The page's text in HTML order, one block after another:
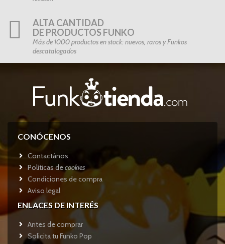
ALTA CANTIDAD
DE PRODUCTOS FUNKO
Más de 1000 productos en stock: nuevos, raros y Funkos
descatalogados
CONÓCENOS
Contactános
Políticas decookies
Condiciones de compra
Aviso legal
ENLACES DE INTERÉS
Antes de comprar
Solicita tu Funko Pop